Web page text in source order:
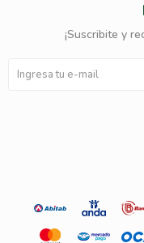
¡Suscribite y